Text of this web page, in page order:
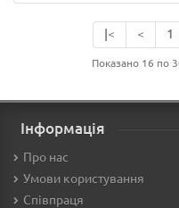
|< < 1
Показано 16 по
Інформація
Про нас
Умови користування
Співпраця